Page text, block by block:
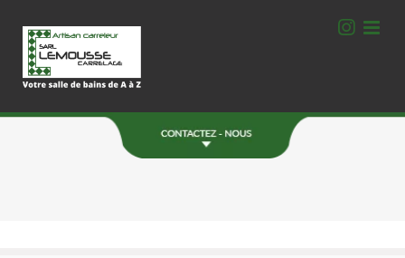
contenu
Une Question ?
Contactez-nous.